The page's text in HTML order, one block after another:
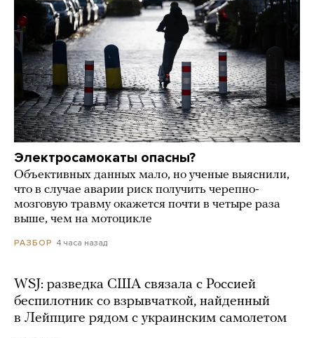
Электросамокаты опасны?
Объективных данных мало, но ученые выяснили,
что в случае аварии риск получить черепно-
мозговую травму окажется почти в четыре раза
выше, чем на мотоцикле
РАЗБОР 4 часа назад
WSJ: разведка США связала с Россией
беспилотник со взрывчаткой, найденный
в Лейпциге рядом с украинским самолетом